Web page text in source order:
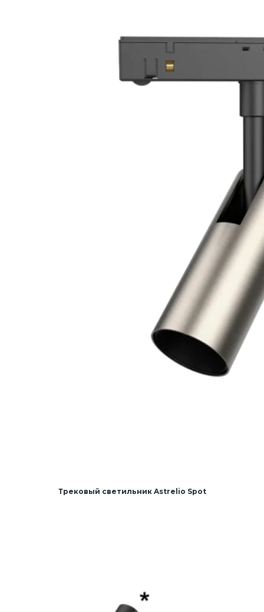
Трековый светильник Astrelio Spot